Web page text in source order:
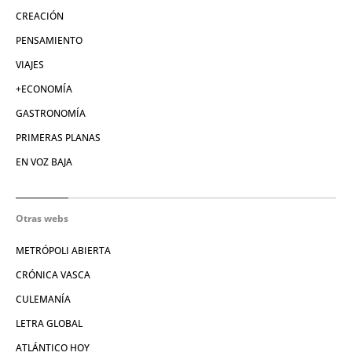
CREACIÓN
PENSAMIENTO
VIAJES
+ECONOMÍA
GASTRONOMÍA
PRIMERAS PLANAS
EN VOZ BAJA
Otras webs
METRÓPOLI ABIERTA
CRÓNICA VASCA
CULEMANÍA
LETRA GLOBAL
ATLÁNTICO HOY